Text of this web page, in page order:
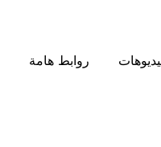
روابط هامة